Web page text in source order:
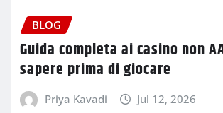
BLOG
Guida completa ai casino non
sapere prima di giocare
Priya Kavadi Jul 12, 2026